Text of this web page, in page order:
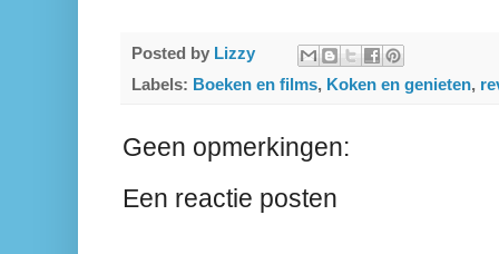
Posted by Lizzy
Labels: Boeken en films, Koken en genieten,
Geen opmerkingen:
Een reactie posten